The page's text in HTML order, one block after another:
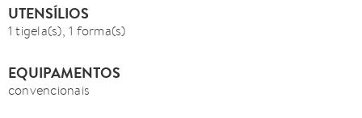
UTENSÍLIOS
1 tigela(s), 1 forma(s)
EQUIPAMENTOS
convencionais